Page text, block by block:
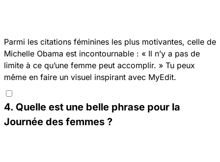
Parmi les citations féminines les plus motivantes, celle de
Michelle Obama est incontournable : « Il n’y a pas de
limite à ce qu’une femme peut accomplir. » Tu peux
même en faire un visuel inspirant avec MyEdit.
4. Quelle est une belle phrase pour la
Journée des femmes ?